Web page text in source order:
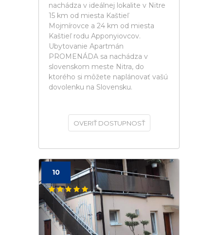
nachádza v ideálnej lokalite v Nitre
15 km od miesta Kaštieľ
Mojmírovce a 24 km od miesta
Kaštieľ rodu Apponyiovcov.
Ubytovanie Apartmán
PROMENÁDA sa nachádza v
slovenskom meste Nitra, do
ktorého si môžete naplánovať vašú
dovolenku na Slovensku.
OVERIŤ DOSTUPNOSŤ
10